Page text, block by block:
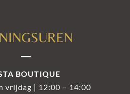
BOUTIQUE
vrijdag | 12:00 – 14:00